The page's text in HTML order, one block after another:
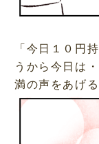
「今日１０円
うから今日は
満の声をあげ